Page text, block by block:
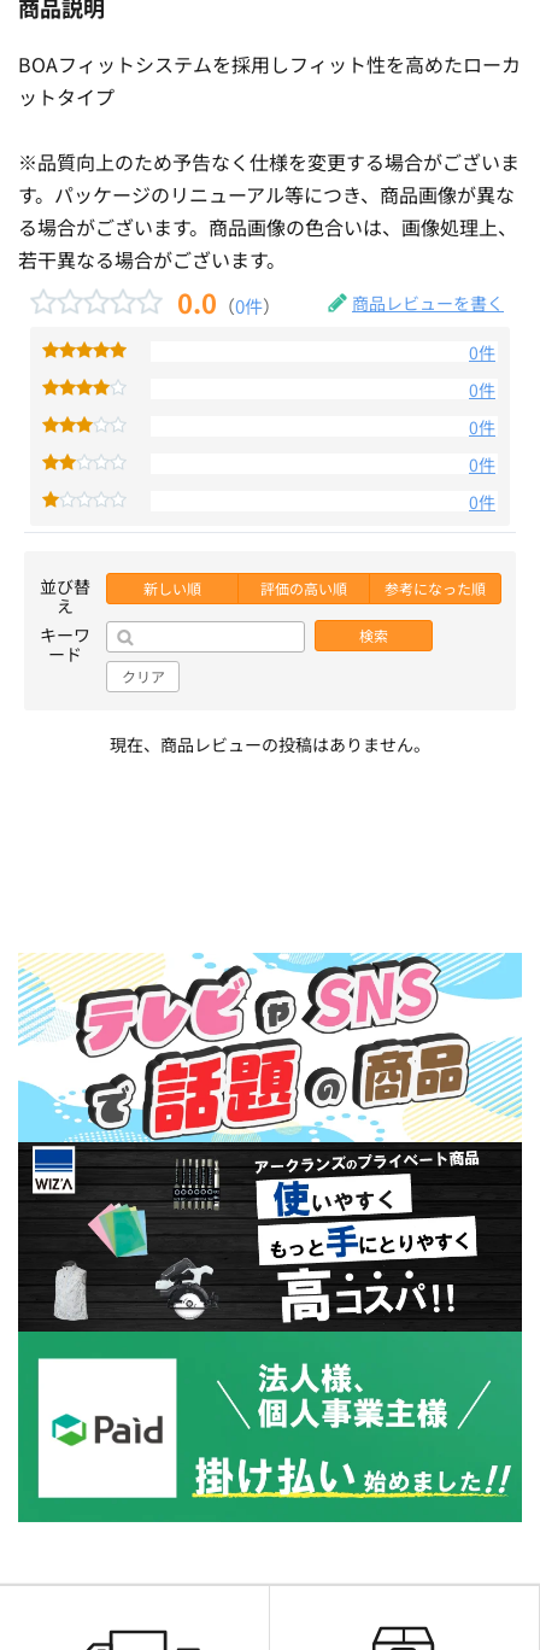
商品説明
BOAフィットシステムを採用しフィット性を高めたローカ
ットタイプ
※品質向上のため予告なく仕様を変更する場合がございま
す。パッケージのリニューアル等につき、商品画像が異な
る場合がございます。商品画像の色合いは、画像処理上、
若干異なる場合がございます。
0.0 （0件） 商品レビューを書く
0件
0件
0件
0件
0件
並び替
え
新しい順 評価の高い順 参考になった順
キーワ
ード
検索
クリア
現在、商品レビューの投稿はありません。